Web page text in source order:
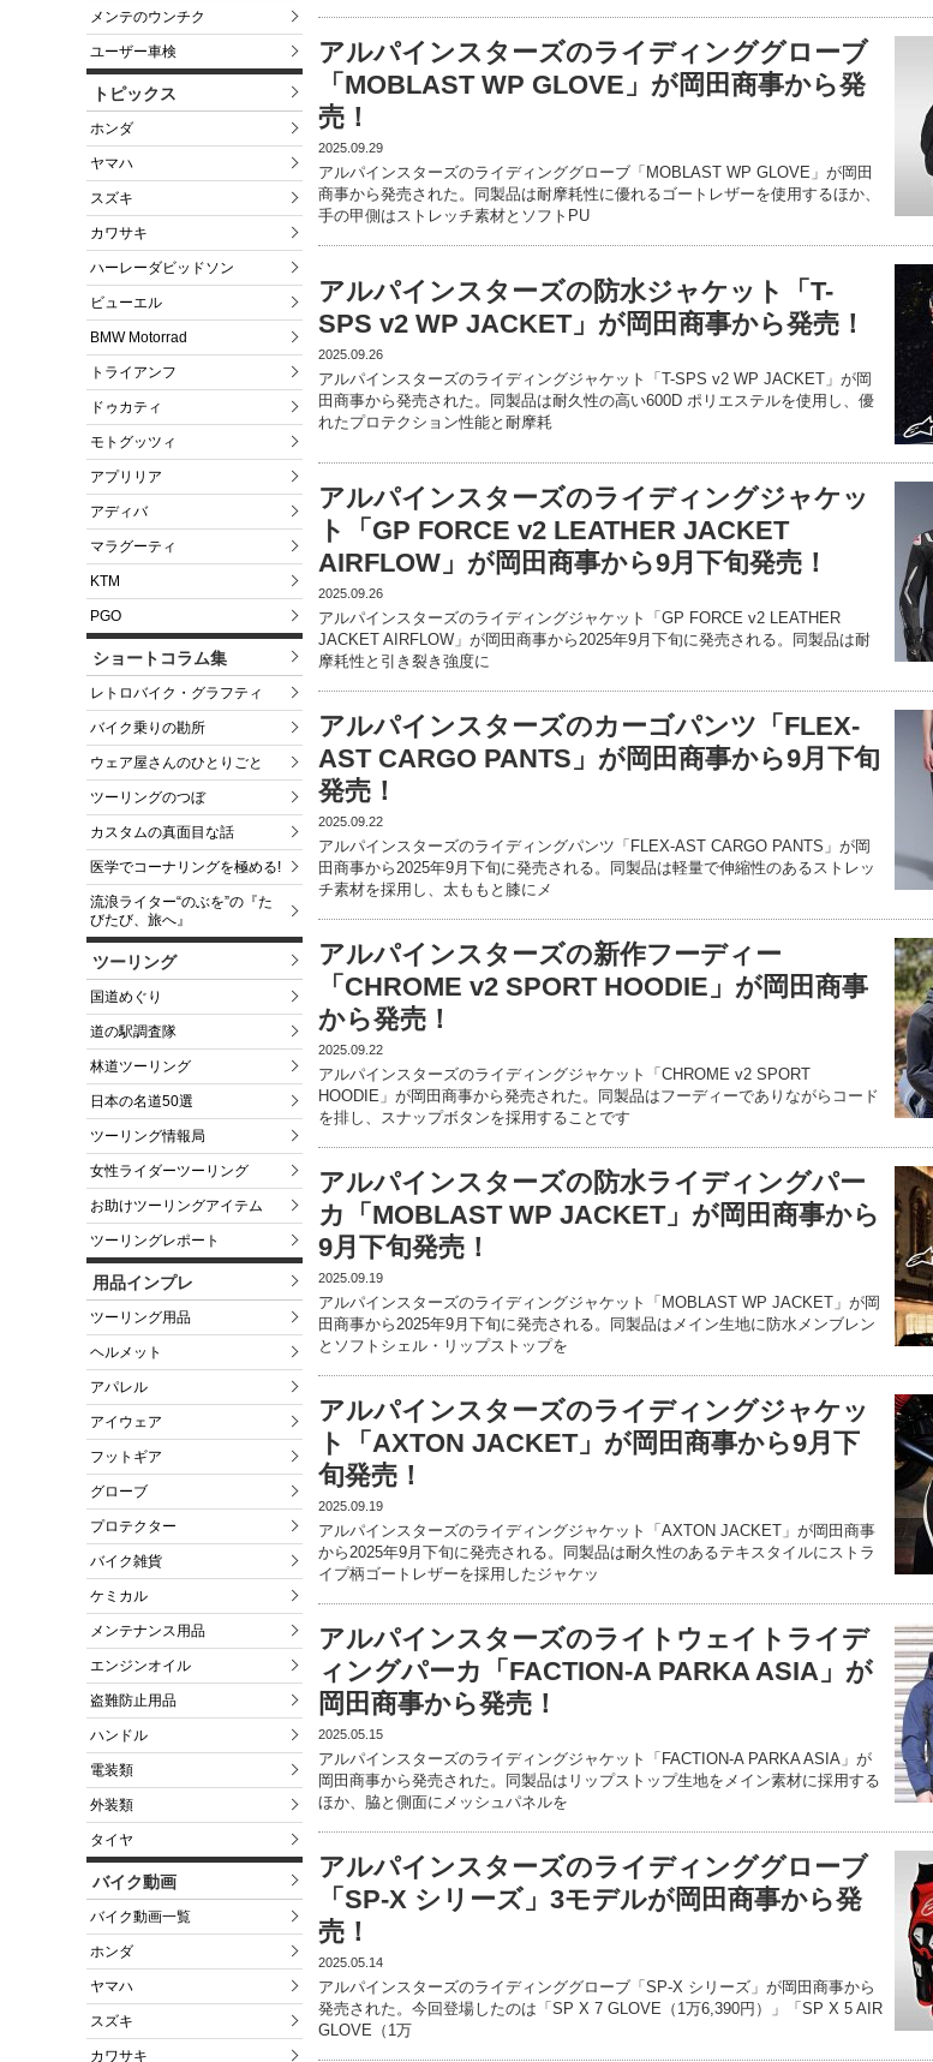
メンテのウンチク
ユーザー車検
トピックス
ホンダ
ヤマハ
スズキ
カワサキ
ハーレーダビッドソン
ビューエル
BMW Motorrad
トライアンフ
ドゥカティ
モトグッツィ
アプリリア
アディバ
マラグーティ
KTM
PGO
ショートコラム集
レトロバイク・グラフティ
バイク乗りの勘所
ウェア屋さんのひとりごと
ツーリングのつぼ
カスタムの真面目な話
医学でコーナリングを極める!
流浪ライター“のぶを”の『た
びたび、旅へ』
ツーリング
国道めぐり
道の駅調査隊
林道ツーリング
日本の名道50選
ツーリング情報局
女性ライダーツーリング
お助けツーリングアイテム
ツーリングレポート
用品インプレ
ツーリング用品
ヘルメット
アパレル
アイウェア
フットギア
グローブ
プロテクター
バイク雑貨
ケミカル
メンテナンス用品
エンジンオイル
盗難防止用品
ハンドル
電装類
外装類
タイヤ
バイク動画
バイク動画一覧
ホンダ
ヤマハ
スズキ
カワサキ
アルパインスターズのライディンググローブ
「MOBLAST WP GLOVE」が岡田商事から発
売！
2025.09.29
アルパインスターズのライディンググローブ「MOBLAST WP GLOVE」が岡田
商事から発売された。同製品は耐摩耗性に優れるゴートレザーを使用するほか、
手の甲側はストレッチ素材とソフトPU
アルパインスターズの防水ジャケット「T-
SPS v2 WP JACKET」が岡田商事から発売！
2025.09.26
アルパインスターズのライディングジャケット「T-SPS v2 WP JACKET」が岡
田商事から発売された。同製品は耐久性の高い600D ポリエステルを使用し、優
れたプロテクション性能と耐摩耗
アルパインスターズのライディングジャケッ
ト「GP FORCE v2 LEATHER JACKET
AIRFLOW」が岡田商事から9月下旬発売！
2025.09.26
アルパインスターズのライディングジャケット「GP FORCE v2 LEATHER
JACKET AIRFLOW」が岡田商事から2025年9月下旬に発売される。同製品は耐
摩耗性と引き裂き強度に
アルパインスターズのカーゴパンツ「FLEX-
AST CARGO PANTS」が岡田商事から9月下旬
発売！
2025.09.22
アルパインスターズのライディングパンツ「FLEX-AST CARGO PANTS」が岡
田商事から2025年9月下旬に発売される。同製品は軽量で伸縮性のあるストレッ
チ素材を採用し、太ももと膝にメ
アルパインスターズの新作フーディー
「CHROME v2 SPORT HOODIE」が岡田商事
から発売！
2025.09.22
アルパインスターズのライディングジャケット「CHROME v2 SPORT
HOODIE」が岡田商事から発売された。同製品はフーディーでありながらコード
を排し、スナップボタンを採用することです
アルパインスターズの防水ライディングパー
カ「MOBLAST WP JACKET」が岡田商事から
9月下旬発売！
2025.09.19
アルパインスターズのライディングジャケット「MOBLAST WP JACKET」が岡
田商事から2025年9月下旬に発売される。同製品はメイン生地に防水メンブレン
とソフトシェル・リップストップを
アルパインスターズのライディングジャケッ
ト「AXTON JACKET」が岡田商事から9月下
旬発売！
2025.09.19
アルパインスターズのライディングジャケット「AXTON JACKET」が岡田商事
から2025年9月下旬に発売される。同製品は耐久性のあるテキスタイルにストラ
イプ柄ゴートレザーを採用したジャケッ
アルパインスターズのライトウェイトライデ
ィングパーカ「FACTION-A PARKA ASIA」が
岡田商事から発売！
2025.05.15
アルパインスターズのライディングジャケット「FACTION-A PARKA ASIA」が
岡田商事から発売された。同製品はリップストップ生地をメイン素材に採用する
ほか、脇と側面にメッシュパネルを
アルパインスターズのライディンググローブ
「SP-X シリーズ」3モデルが岡田商事から発
売！
2025.05.14
アルパインスターズのライディンググローブ「SP-X シリーズ」が岡田商事から
発売された。今回登場したのは「SP X 7 GLOVE（1万6,390円）」「SP X 5 AIR
GLOVE（1万